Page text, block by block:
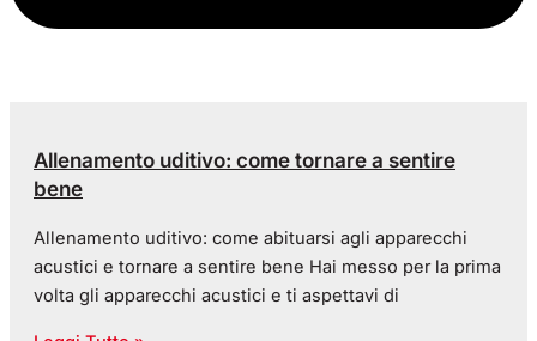
Allenamento uditivo: come tornare a sentire
bene
Allenamento uditivo: come abituarsi agli apparecchi
acustici e tornare a sentire bene Hai messo per la prima
volta gli apparecchi acustici e ti aspettavi di